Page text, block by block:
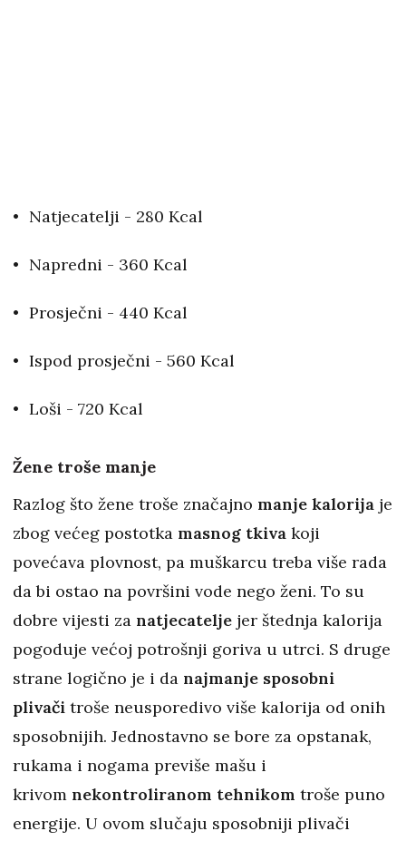
Natjecatelji - 280 Kcal
Napredni - 360 Kcal
Prosječni - 440 Kcal
Ispod prosječni - 560 Kcal
Loši - 720 Kcal
Žene troše manje
Razlog što žene troše značajno manje kalorija je
zbog većeg postotka masnog tkiva koji
povećava plovnost, pa muškarcu treba više rada
da bi ostao na površini vode nego ženi. To su
dobre vijesti za natjecatelje jer štednja kalorija
pogoduje većoj potrošnji goriva u utrci. S druge
strane logično je i da najmanje sposobni
plivači troše neusporedivo više kalorija od onih
sposobnijih. Jednostavno se bore za opstanak,
rukama i nogama previše mašu i
krivom nekontroliranom tehnikom troše puno
energije. U ovom slučaju sposobniji plivači